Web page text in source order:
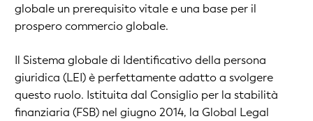
globale un prerequisito vitale e una base per il
prospero commercio globale.
Il Sistema globale di Identificativo della persona
giuridica (LEI) è perfettamente adatto a svolgere
questo ruolo. Istituita dal Consiglio per la stabilità
finanziaria (FSB) nel giugno 2014, la Global Legal